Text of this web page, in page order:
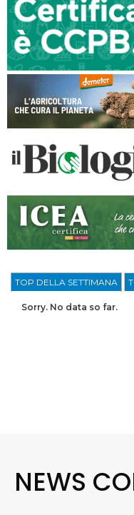
TOP DELLA SETTIMANA
Sorry. No data so far.
NEWS